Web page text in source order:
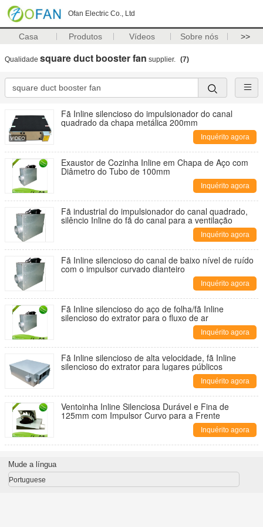
Ofan Electric Co., Ltd
Casa Produtos Vídeos Sobre nós >>
Qualidade square duct booster fan supplier. (7)
Fã Inline silencioso do impulsionador do canal
quadrado da chapa metálica 200mm
Inquérito agora
Exaustor de Cozinha Inline em Chapa de Aço com
Diâmetro do Tubo de 100mm
Inquérito agora
Fã industrial do impulsionador do canal quadrado,
silêncio Inline do fã do canal para a ventilação
Inquérito agora
Fã Inline silencioso do canal de baixo nível de ruído
com o impulsor curvado dianteiro
Inquérito agora
Fã Inline silencioso do aço de folha/fã Inline
silencioso do extrator para o fluxo de ar
Inquérito agora
Fã Inline silencioso de alta velocidade, fã Inline
silencioso do extrator para lugares públicos
Inquérito agora
Ventoinha Inline Silenciosa Durável e Fina de
125mm com Impulsor Curvo para a Frente
Inquérito agora
Mude a língua
Portuguese